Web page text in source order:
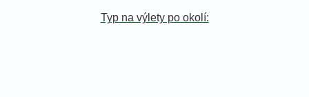
Typ na výlety po okolí: